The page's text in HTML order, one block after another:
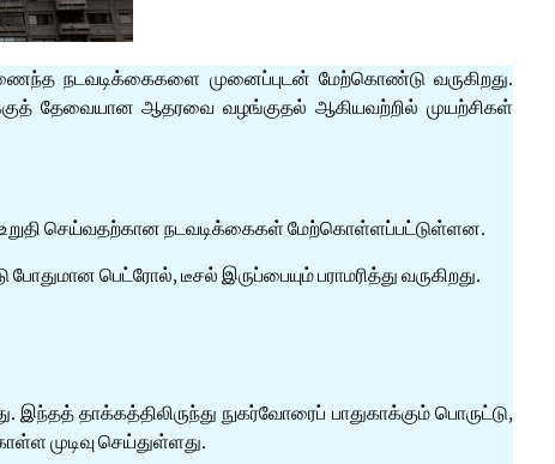
நடவடிக்கைகளை முனைப்புடன் மேற்கொண்டு வருகிறது.
தேவையான ஆதரவை வழங்குதல் ஆகியவற்றில் முயற்சிகள்
உறுதி செய்வதற்கான நடவடிக்கைகள் மேற்கொள்ளப்பட்டுள்ளன.
பெட்ரோல், டீசல் இருப்பையும் பராமரித்து வருகிறது.
தாக்கத்திலிருந்து நுகர்வோரைப் பாதுகாக்கும் பொருட்டு,
முடிவு செய்துள்ளது.